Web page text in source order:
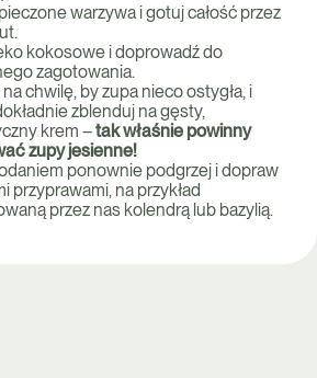
warzywa i gotuj całość przez
kokosowe i doprowadź do
zagotowania.
chwilę, by zupa nieco ostygła, i
zblenduj na gęsty,
krem –tak właśnie powinny
zupy jesienne!
ponownie podgrzej i dopraw
przyprawami, na przykład
przez nas kolendrą lub bazylią.